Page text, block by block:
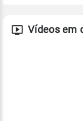
Vídeos em